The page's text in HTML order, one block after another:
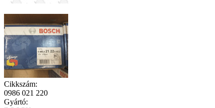
Cikkszám:
0986 021 220
Gyártó: